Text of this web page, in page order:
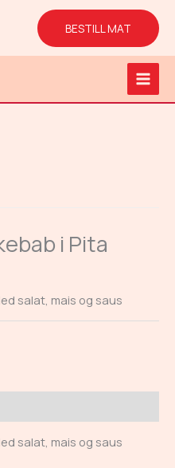
BESTILL MAT
Main
i Pita
salat, mais og saus
salat, mais og saus